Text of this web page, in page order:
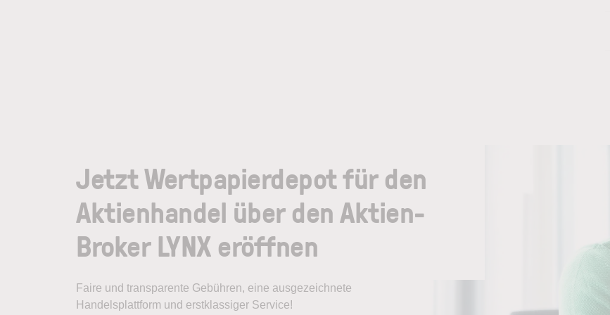
Jetzt Wertpapierdepot für den
Aktienhandel über den Aktien-
Broker LYNX eröffnen
Faire und transparente Gebühren, eine ausgezeichnete
Handelsplattform und erstklassiger Service!